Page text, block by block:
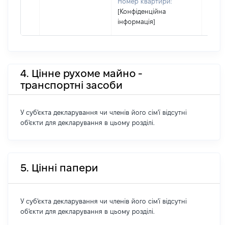
[Конфіденційна
інформація]
4. Цінне рухоме майно -
транспортні засоби
У суб'єкта декларування чи членів його сім'ї відсутні
об'єкти для декларування в цьому розділі.
5. Цінні папери
У суб'єкта декларування чи членів його сім'ї відсутні
об'єкти для декларування в цьому розділі.